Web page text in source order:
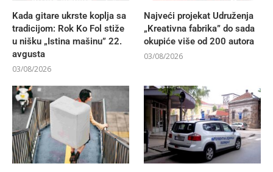
Kada gitare ukrste koplja sa
tradicijom: Rok Ko Fol stiže
u nišku „Istina mašinu” 22.
avgusta
03/08/2026
Najveći projekat Udruženja
„Kreativna fabrika” do sada
okupiće više od 200 autora
03/08/2026